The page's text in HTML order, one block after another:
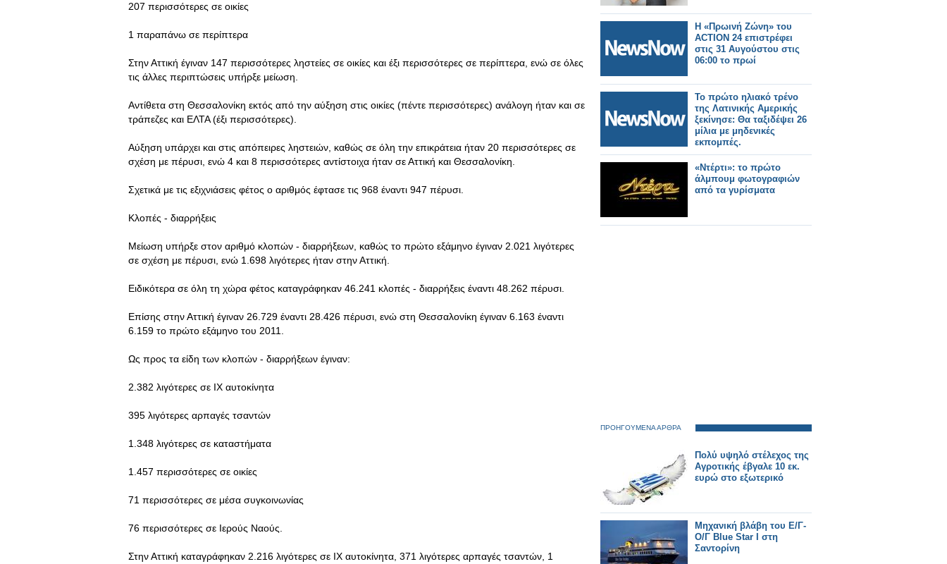
207 περισσότερες σε οικίες
1 παραπάνω σε περίπτερα
Στην Αττική έγιναν 147 περισσότερες ληστείες σε οικίες και έξι περισσότερες σε περίπτερα, ενώ σε όλες
τις άλλες περιπτώσεις υπήρξε μείωση.
Αντίθετα στη Θεσσαλονίκη εκτός από την αύξηση στις οικίες (πέντε περισσότερες) ανάλογη ήταν και σε
τράπεζες και ΕΛΤΑ (έξι περισσότερες).
Αύξηση υπάρχει και στις απόπειρες ληστειών, καθώς σε όλη την επικράτεια ήταν 20 περισσότερες σε
σχέση με πέρυσι, ενώ 4 και 8 περισσότερες αντίστοιχα ήταν σε Αττική και Θεσσαλονίκη.
Σχετικά με τις εξιχνιάσεις φέτος ο αριθμός έφτασε τις 968 έναντι 947 πέρυσι.
Κλοπές - διαρρήξεις
Μείωση υπήρξε στον αριθμό κλοπών - διαρρήξεων, καθώς το πρώτο εξάμηνο έγιναν 2.021 λιγότερες
σε σχέση με πέρυσι, ενώ 1.698 λιγότερες ήταν στην Αττική.
Ειδικότερα σε όλη τη χώρα φέτος καταγράφηκαν 46.241 κλοπές - διαρρήξεις έναντι 48.262 πέρυσι.
Επίσης στην Αττική έγιναν 26.729 έναντι 28.426 πέρυσι, ενώ στη Θεσσαλονίκη έγιναν 6.163 έναντι
6.159 το πρώτο εξάμηνο του 2011.
Ως προς τα είδη των κλοπών - διαρρήξεων έγιναν:
2.382 λιγότερες σε ΙΧ αυτοκίνητα
395 λιγότερες αρπαγές τσαντών
1.348 λιγότερες σε καταστήματα
1.457 περισσότερες σε οικίες
71 περισσότερες σε μέσα συγκοινωνίας
76 περισσότερες σε Ιερούς Ναούς.
Στην Αττική καταγράφηκαν 2.216 λιγότερες σε ΙΧ αυτοκίνητα, 371 λιγότερες αρπαγές τσαντών, 1
Η «Πρωινή Ζώνη» του
ACTION 24 επιστρέφει
στις 31 Αυγούστου στις
06:00 το πρωί
Το πρώτο ηλιακό τρένο
της Λατινικής Αμερικής
ξεκίνησε: Θα ταξιδέψει 26
μίλια με μηδενικές
εκπομπές.
«Ντέρτι»: το πρώτο
άλμπουμ φωτογραφιών
από τα γυρίσματα
ΠΡΟΗΓΟΥΜΕΝΑ ΑΡΘΡΑ
Πολύ υψηλό στέλεχος της
Αγροτικής έβγαλε 10 εκ.
ευρώ στο εξωτερικό
Μηχανική βλάβη του Ε/Γ-
Ο/Γ Βlue Star I στη
Σαντορίνη